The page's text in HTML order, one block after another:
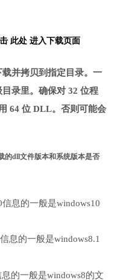
此处 进入下载页面
并拷贝到指定目录。一
录里。确保对 32 位程
64 位 DLL。否则可能会
的dll文件版本和系统版本是否
息的一般是windows10
息的一般是windows8.1
的一般是windows8的文